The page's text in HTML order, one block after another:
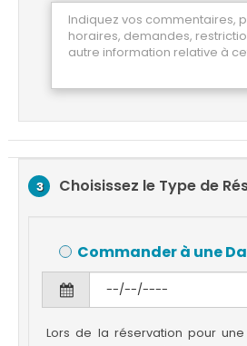
3 Choisissez le Type de
Commander à une
Lors de la réservation pour